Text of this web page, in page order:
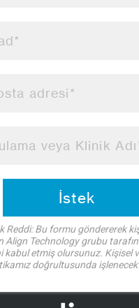
Reddi: Bu formu göndererek
Align Technology grubu
kabul etmiş olursunuz. Kişisel
doğrultusunda